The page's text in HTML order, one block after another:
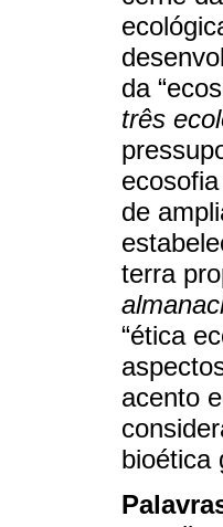
da
três
de
terra
“ética
acento
bioética